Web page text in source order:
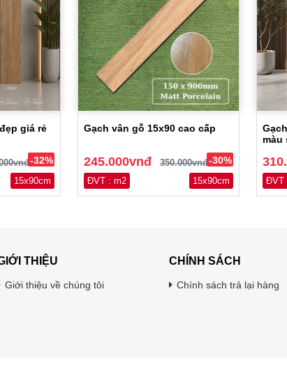
giá rẻ
-32%
15x90cm
Gạch vân gỗ 15x90 cao cấp
245.000vnđ 350.000vnđ -30%
ĐVT : m2 15x90cm
màu
ĐVT
THIỆU
Giới thiệu về chúng tôi
CHÍNH SÁCH
Chính sách trả lại hàng